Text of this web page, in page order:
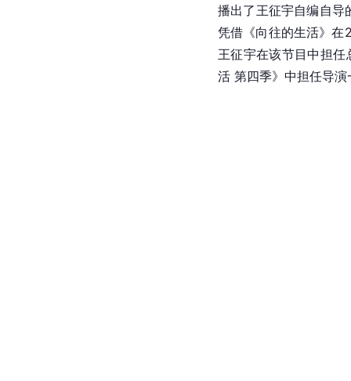
播出了王征宇自编自导
凭借《向往的生活》在
王征宇在该节目中担
活 第四季》中担任导演